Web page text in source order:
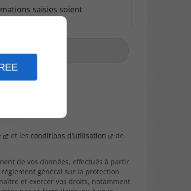
saisies soient
et les conditions d'utilisation
de
de vos données, effectués à partir
général sur la protection
et exercer vos droits, notamment